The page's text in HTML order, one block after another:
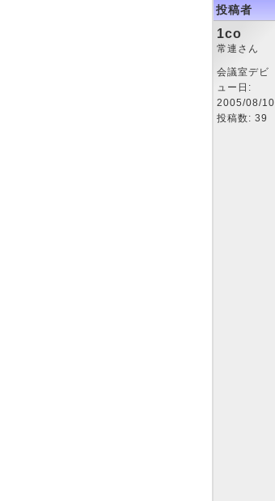
投稿者
1co
常連さん
会議室デビ
ュー日:
2005/08/10
投稿数: 39